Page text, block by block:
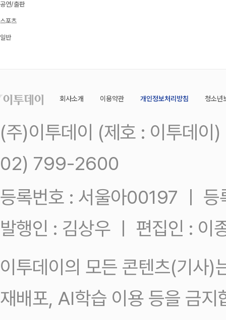
공연/출판
스포츠
일반
회사소개 이용약관 개인정보처리방침 청소년
(주)이투데이 (제호 : 이투데
02) 799-2600
등록번호 : 서울아00197 ㅣ
발행인 : 김상우 ㅣ 편집인 : 이
이투데이의 모든 콘텐츠(기사)
재배포, AI학습 이용 등을 금지